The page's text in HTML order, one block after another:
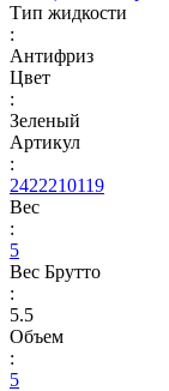
Тип жидкости
:
Антифриз
Цвет
:
Зеленый
Артикул
:
2422210119
Вес
:
5
Вес Брутто
:
5.5
Объем
:
5